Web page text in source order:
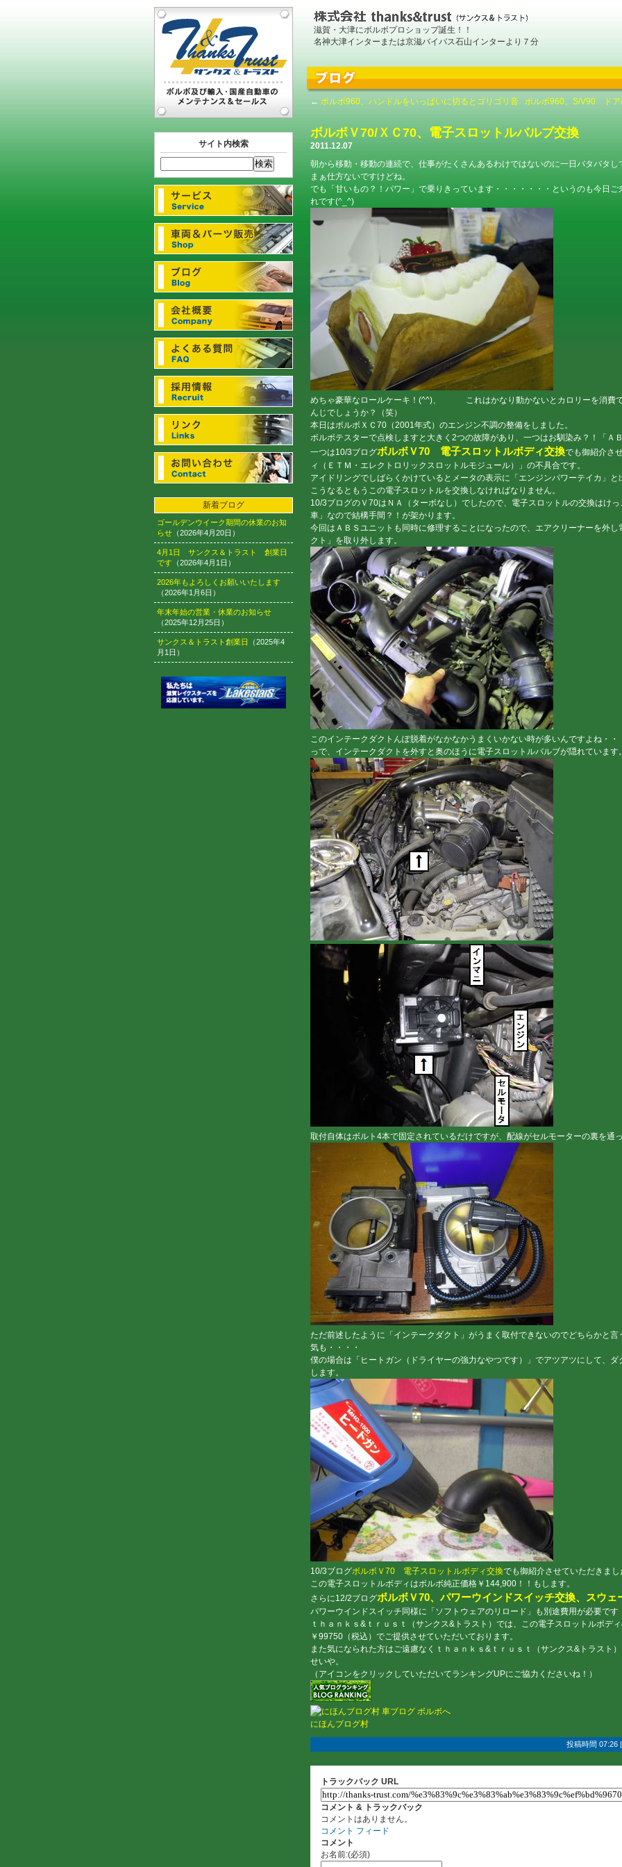
滋賀・大津にボルボプロショップ誕生！！
名神大津インターまたは京滋バイパス石山インターより７分
サイト内検索
新着ブログ
ゴールデンウイーク期間の休業のお知
らせ （2026年4月20日）
4月1日 サンクス＆トラスト 創業日
です （2026年4月1日）
2026年もよろしくお願いいたします
（2026年1月6日）
年末年始の営業・休業のお知らせ
（2025年12月25日）
サンクス＆トラスト創業日
（2025年4
月1日）
← ボルボ960、ハンドルをいっぱいに切るとゴリゴリ音
ボルボ960、S/V90 ドア
ボルボＶ70/ＸＣ70、電子スロットルバルブ交換
2011.12.07
朝から移動・移動の連続で、仕事がたくさんあるわけではないのに一日バタバタ
まぁ仕方ないですけどね。
でも「甘いもの？！パワー」で乗りきっています・・・・・・・というのも今日
れです(^_^)
めちゃ豪華なロールケーキ！(^^)、 これはかなり動かないとカロリーを消費で
んじでしょうか？（笑）
本日はボルボＸＣ70（2001年式）のエンジン不調の整備をしました。
ボルボテスターで点検しますと大きく2つの故障があり、一つはお馴染み？！「Ａ
一つは10/3ブログボルボＶ70 電子スロットルボディ交換でも御紹介さ
ィ（ＥＴＭ・エレクトロリックスロットルモジュール）」の不具合です。
アイドリングでしばらくかけているとメータの表示に「エンジンパワーテイカ」と
こうなるともうこの電子スロットルを交換しなければなりません。
10/3ブログのＶ70はＮＡ（ターボなし）でしたので、電子スロットルの交換はけ
車」なので結構手間？！が架かります。
今回はＡＢＳユニットも同時に修理することになったので、エアクリーナーを外
クト」を取り外します。
このインテークダクトんぽ脱着がなかなかうまくいかない時が多いんですよね・・
っで、インテークダクトを外すと奥のほうに電子スロットルバルブが隠れています。
取付自体はボルト4本で固定されているだけですが、配線がセルモーターの裏を通っ
ただ前述したように「インテークダクト」がうまく取付できないのでどちらかと
気も・・・・
僕の場合は「ヒートガン（ドライヤーの強力なやつです）」でアツアツにして、
します。
10/3ブログボルボＶ70 電子スロットルボディ交換でも御紹介させていただきま
この電子スロットルボディはボルボ純正価格￥144,900！！もします。
さらに12/2ブログボルボＶ70、パワーウインドスイッチ交換、スウェ
パワーウインドスイッチ同様に「ソフトウェアのリロード」も別途費用が必要です
ｔｈａｎｋｓ&ｔｒｕｓｔ（サンクス&トラスト）では、この電子スロットルボデ
￥99750（税込）でご提供させていただいております。
また気になられた方はご遠慮なくｔｈａｎｋｓ&ｔｒｕｓｔ（サンクス&トラスト
せいや。
（アイコンをクリックしていただいてランキングUPにご協力くださいね！）
にほんブログ村
投稿時間 07:26
トラックバック URL
コメント & トラックバック
コメントはありません。
コメント フィード
コメント
お名前:(必須)